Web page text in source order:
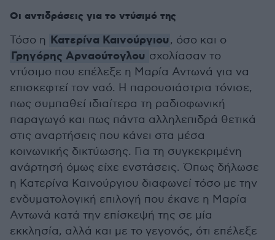
Οι αντιδράσεις για το ντύσιμό της
Τόσο η Κατερίνα Καινούργιου, όσο και ο
Γρηγόρης Αρναούτογλου σχολίασαν το
ντύσιμο που επέλεξε η Μαρία Αντωνά για να
επισκεφτεί τον ναό. Η παρουσιάστρια τόνισε,
πως συμπαθεί ιδιαίτερα τη ραδιοφωνική
παραγωγό και πως πάντα αλληλεπιδρά θετικά
στις αναρτήσεις που κάνει στα μέσα
κοινωνικής δικτύωσης. Για τη συγκεκριμένη
ανάρτησή όμως είχε ενστάσεις. Όπως δήλωσε
η Κατερίνα Καινούργιου διαφωνεί τόσο με την
ενδυματολογική επιλογή που έκανε η Μαρία
Αντωνά κατά την επίσκεψή της σε μία
εκκλησία, αλλά και με το γεγονός, ότι επέλεξε